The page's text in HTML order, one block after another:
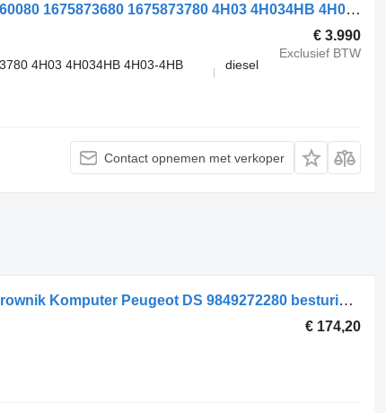
Peugeot Boxer 4H03 1636259380 1636260080 1675873680 1675873780 4H03 4H034HB 4H03-4HB 4H034HC 4H03-4HC DW12 motor voor Citroen Jumper - Jumpy / Peugeot Boxer - Ford / Fiat / Opel auto
€ 3.990
Exclusief BTW
4H03 4H034HB 4H03-4HB
diesel
Contact opnemen met verkoper
Citroen NOWY ORYGINALNY Moduł Sterownik Komputer Peugeot DS 9849272280 besturingseenheid voor auto
€ 174,20